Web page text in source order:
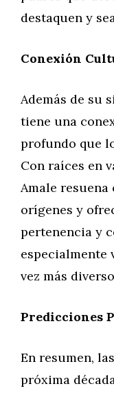
destaquen y
Conexión
Además de su
tiene una
profundo que
Con raíces en
Amale
orígenes y
pertenencia y
especialmente
vez más
Predicciones
En resumen,
próxima